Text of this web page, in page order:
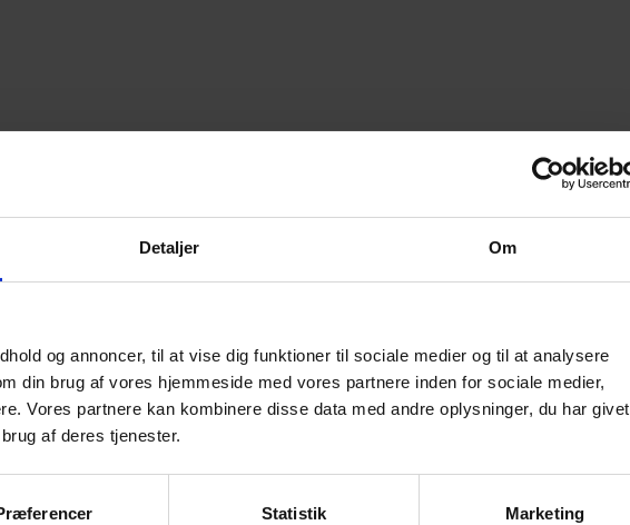
Detaljer Om
og annoncer, til at vise dig funktioner til sociale medier og til at analysere
din brug af vores hjemmeside med vores partnere inden for sociale medier,
Vores partnere kan kombinere disse data med andre oplysninger, du har givet
af deres tjenester.
Statistik Marketing